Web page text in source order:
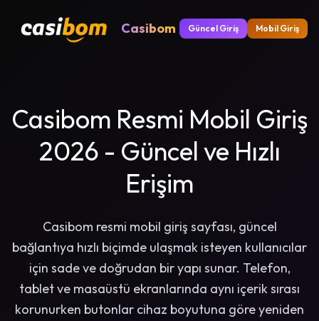
Casibom Güncel Giriş Mobil Giriş
Casibom Resmi Mobil Giriş
2026 - Güncel ve Hızlı
Erişim
Casibom resmi mobil giriş sayfası, güncel
bağlantıya hızlı biçimde ulaşmak isteyen kullanıcılar
için sade ve doğrudan bir yapı sunar. Telefon,
tablet ve masaüstü ekranlarında aynı içerik sırası
korunurken butonlar cihaz boyutuna göre yeniden